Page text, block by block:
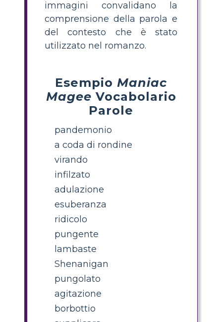
immagini convalidano la
comprensione della parola e
del contesto che è stato
utilizzato nel romanzo.
Esempio Maniac
Magee Vocabolario
Parole
pandemonio
a coda di rondine
virando
infilzato
adulazione
esuberanza
ridicolo
pungente
lambaste
Shenanigan
pungolato
agitazione
borbottio